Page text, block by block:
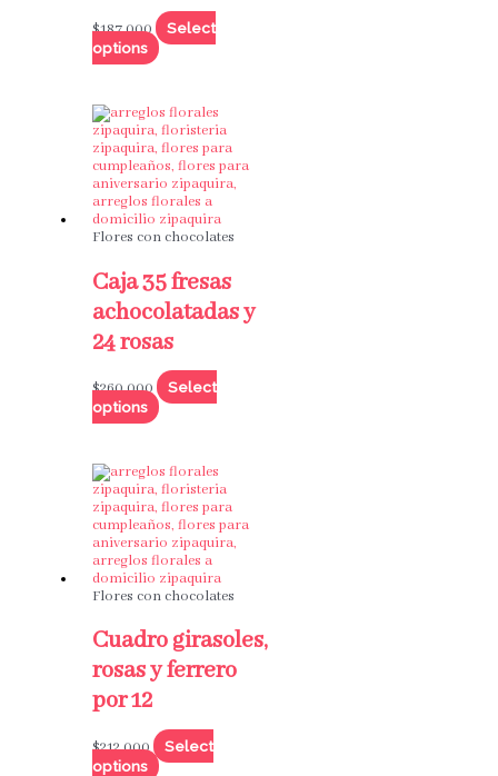
$187,000
Select
options
Flores con chocolates
Caja 35 fresas
achocolatadas y
24 rosas
$260,000
Select
options
Flores con chocolates
Cuadro girasoles,
rosas y ferrero
por 12
$212,000
Select
options